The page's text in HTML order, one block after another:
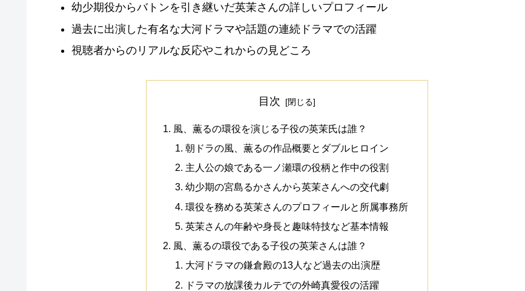
幼少期役からバトンを引き継いだ英茉さんの詳しいプロフィール
過去に出演した有名な大河ドラマや話題の連続ドラマでの活躍
視聴者からのリアルな反応やこれからの見どころ
目次
風、薫るの環役を演じる子役の英茉氏は誰？
朝ドラの風、薫るの作品概要とダブルヒロイン
主人公の娘である一ノ瀬環の役柄と作中の役割
幼少期の宮島るかさんから英茉さんへの交代劇
環役を務める英茉さんのプロフィールと所属事務所
英茉さんの年齢や身長と趣味特技など基本情報
風、薫るの環役である子役の英茉さんは誰？
大河ドラマの鎌倉殿の13人など過去の出演歴
ドラマの放課後カルテでの外崎真愛役の活躍